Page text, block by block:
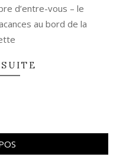
d’entre-vous – le
au bord de la